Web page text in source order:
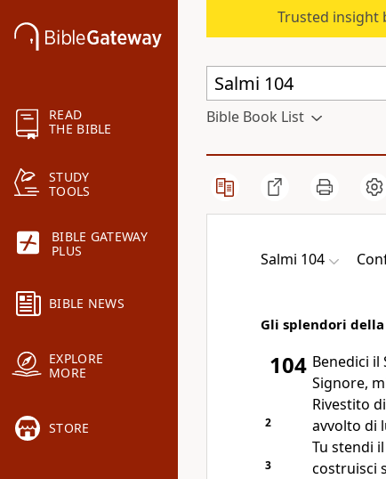
READ
THE BIBLE
STUDY
TOOLS
BIBLE GATEWAY
PLUS
BIBLE NEWS
EXPLORE
MORE
STORE
Trusted insight
Bible Book List
Salmi 104
Gli splendori
104 Benedici il
Signore,
Rivestito
2
avvolto di
Tu stendi
3
costruisci